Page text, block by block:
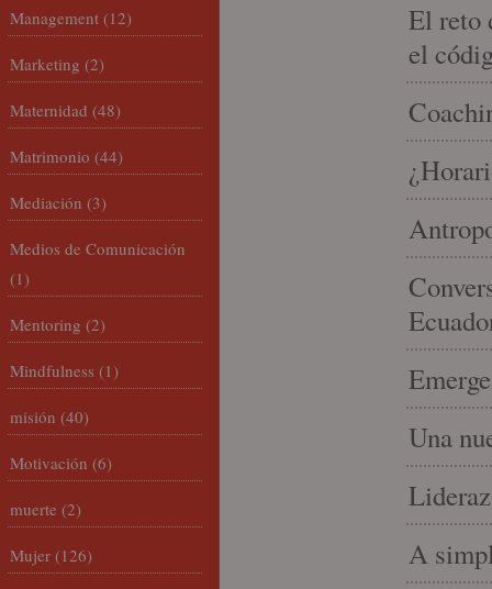
El reto
el
Una
A
Management (12)
Marketing (2)
Maternidad (48)
Matrimonio (44)
Mediación (3)
Medios de Comunicación
(1)
Mentoring (2)
Mindfulness (1)
misión (40)
Motivación (6)
muerte (2)
Mujer (126)